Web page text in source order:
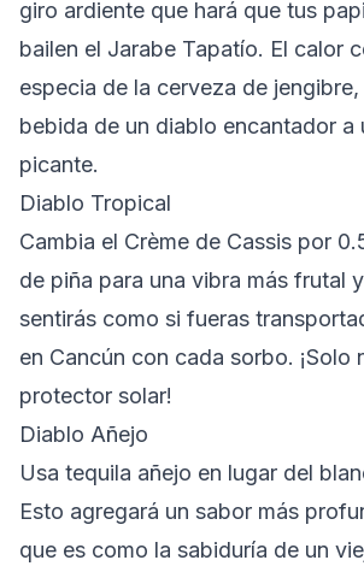
giro ardiente que hará que tus
bailen el Jarabe Tapatío. El calor
especia de la cerveza de
bebida de un diablo encantador a
picante.
Diablo Tropical
Cambia el Crème de Cassis por
de piña para una vibra más frutal
sentirás como si fueras
en Cancún con cada sorbo. ¡Solo
protector solar!
Diablo Añejo
Usa tequila añejo en lugar del
Esto agregará un sabor más
que es como la sabiduría de un